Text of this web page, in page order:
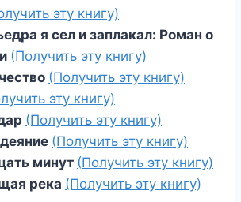
эту книгу)
я сел и заплакал: Роман о
(Получить эту книгу)
(Получить эту книгу)
эту книгу)
(Получить эту книгу)
(Получить эту книгу)
минут (Получить эту книгу)
река (Получить эту книгу)